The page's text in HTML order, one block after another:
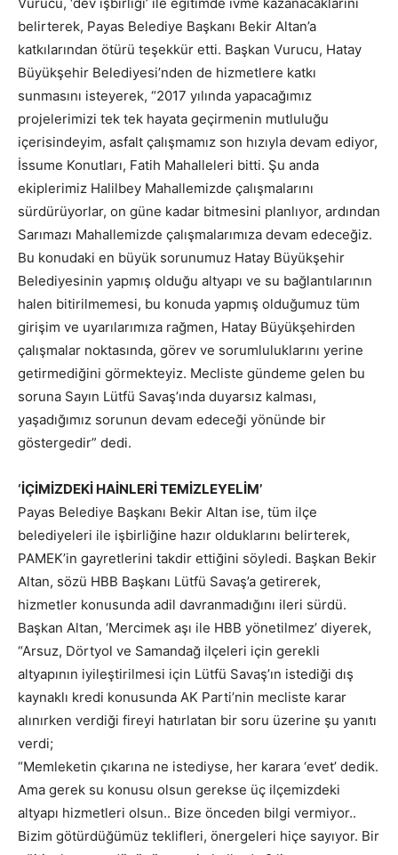
Vurucu, ‘dev işbirliği’ ile eğitimde ivme kazanacaklarını
belirterek, Payas Belediye Başkanı Bekir Altan’a
katkılarından ötürü teşekkür etti. Başkan Vurucu, Hatay
Büyükşehir Belediyesi’nden de hizmetlere katkı
sunmasını isteyerek, “2017 yılında yapacağımız
projelerimizi tek tek hayata geçirmenin mutluluğu
içerisindeyim, asfalt çalışmamız son hızıyla devam ediyor,
İssume Konutları, Fatih Mahalleleri bitti. Şu anda
ekiplerimiz Halilbey Mahallemizde çalışmalarını
sürdürüyorlar, on güne kadar bitmesini planlıyor, ardından
Sarımazı Mahallemizde çalışmalarımıza devam edeceğiz.
Bu konudaki en büyük sorunumuz Hatay Büyükşehir
Belediyesinin yapmış olduğu altyapı ve su bağlantılarının
halen bitirilmemesi, bu konuda yapmış olduğumuz tüm
girişim ve uyarılarımıza rağmen, Hatay Büyükşehirden
çalışmalar noktasında, görev ve sorumluluklarını yerine
getirmediğini görmekteyiz. Mecliste gündeme gelen bu
soruna Sayın Lütfü Savaş’ında duyarsız kalması,
yaşadığımız sorunun devam edeceği yönünde bir
göstergedir” dedi.
‘İÇİMİZDEKİ HAİNLERİ TEMİZLEYELİM’
Payas Belediye Başkanı Bekir Altan ise, tüm ilçe
belediyeleri ile işbirliğine hazır olduklarını belirterek,
PAMEK’in gayretlerini takdir ettiğini söyledi. Başkan Bekir
Altan, sözü HBB Başkanı Lütfü Savaş’a getirerek,
hizmetler konusunda adil davranmadığını ileri sürdü.
Başkan Altan, ‘Mercimek aşı ile HBB yönetilmez’ diyerek,
“Arsuz, Dörtyol ve Samandağ ilçeleri için gerekli
altyapının iyileştirilmesi için Lütfü Savaş’ın istediği dış
kaynaklı kredi konusunda AK Parti’nin mecliste karar
alınırken verdiği fireyi hatırlatan bir soru üzerine şu yanıtı
verdi;
“Memleketin çıkarına ne istediyse, her karara ‘evet’ dedik.
Ama gerek su konusu olsun gerekse üç ilçemizdeki
altyapı hizmetleri olsun.. Bize önceden bilgi vermiyor..
Bizim götürdüğümüz teklifleri, önergeleri hiçe sayıyor. Bir